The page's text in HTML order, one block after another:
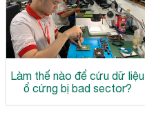
Làm thế nào để cứu dữ liệu
ổ cứng bị bad sector?